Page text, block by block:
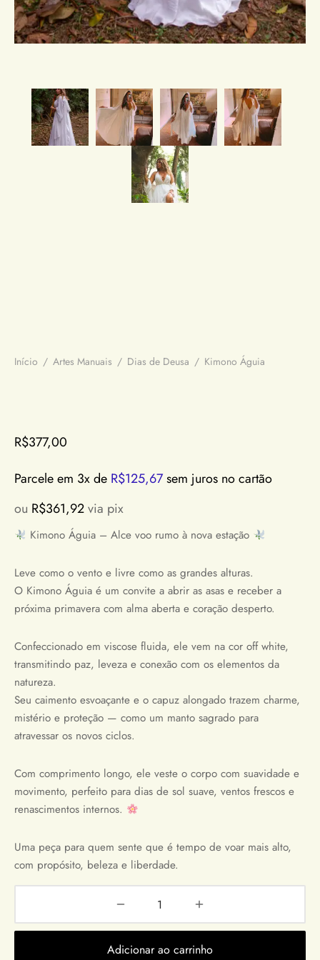
Início / Artes Manuais / Dias de Deusa / Kimono Águia
R$377,00
Parcele em 3x de R$125,67sem juros no cartão
ou R$361,92via pix
Kimono Águia – Alce voo rumo à nova estação
Leve como o vento e livre como as grandes alturas.
O Kimono Águia é um convite a abrir as asas e receber a
próxima primavera com alma aberta e coração desperto.
Confeccionado em viscose fluida, ele vem na cor off white,
transmitindo paz, leveza e conexão com os elementos da
natureza.
Seu caimento esvoaçante e o capuz alongado trazem charme,
mistério e proteção — como um manto sagrado para
atravessar os novos ciclos.
Com comprimento longo, ele veste o corpo com suavidade e
movimento, perfeito para dias de sol suave, ventos frescos e
renascimentos internos.
Uma peça para quem sente que é tempo de voar mais alto,
com propósito, beleza e liberdade.
Adicionar ao carrinho